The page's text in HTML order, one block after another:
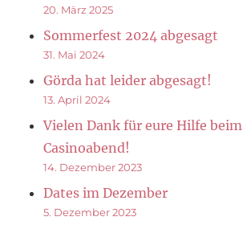
20. März 2025
Sommerfest 2024 abgesagt
31. Mai 2024
Görda hat leider abgesagt!
13. April 2024
Vielen Dank für eure Hilfe beim
Casinoabend!
14. Dezember 2023
Dates im Dezember
5. Dezember 2023